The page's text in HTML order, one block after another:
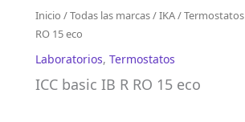
Inicio /Todas las marcas/IKA/Termostatos
RO 15 eco
Laboratorios, Termostatos
ICC basic IB R RO 15 eco